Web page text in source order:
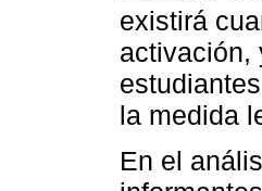
existirá
activación,
la medida
En el